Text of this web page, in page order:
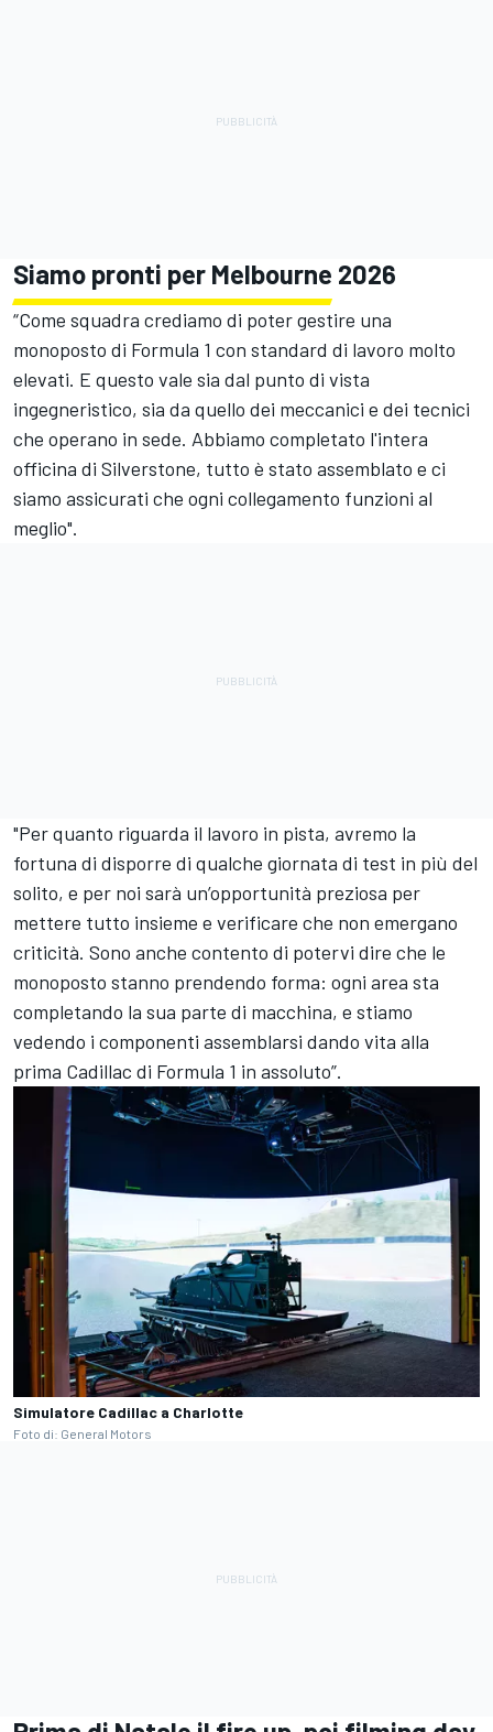
Siamo pronti per Melbourne 2026
“Come squadra crediamo di poter gestire una
monoposto di Formula 1 con standard di lavoro molto
elevati. E questo vale sia dal punto di vista
ingegneristico, sia da quello dei meccanici e dei tecnici
che operano in sede. Abbiamo completato l'intera
officina di Silverstone, tutto è stato assemblato e ci
siamo assicurati che ogni collegamento funzioni al
meglio".
"Per quanto riguarda il lavoro in pista, avremo la
fortuna di disporre di qualche giornata di test in più del
solito, e per noi sarà un’opportunità preziosa per
mettere tutto insieme e verificare che non emergano
criticità. Sono anche contento di potervi dire che le
monoposto stanno prendendo forma: ogni area sta
completando la sua parte di macchina, e stiamo
vedendo i componenti assemblarsi dando vita alla
prima Cadillac di Formula 1 in assoluto”.
Simulatore Cadillac a Charlotte
Foto di: General Motors